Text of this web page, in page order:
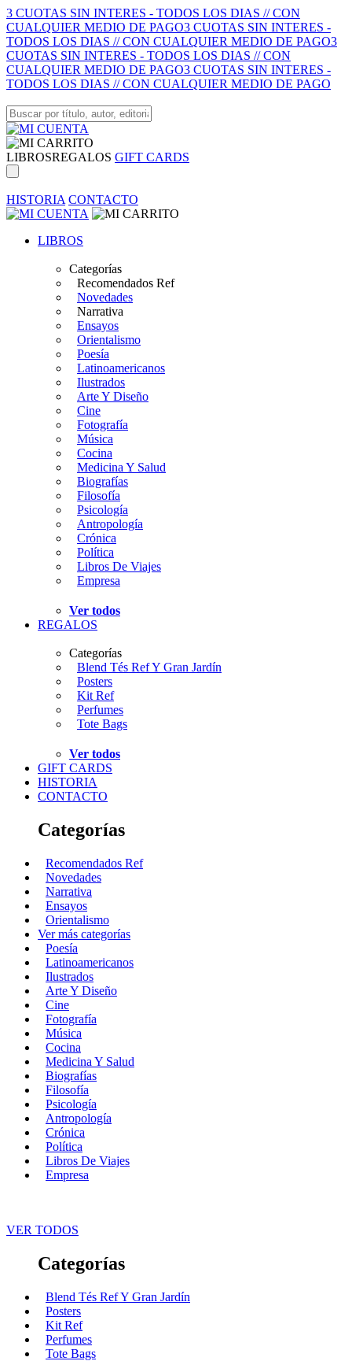
3 CUOTAS SIN INTERES - TODOS LOS DIAS // CON
CUALQUIER MEDIO DE PAGO3 CUOTAS SIN INTERES -
TODOS LOS DIAS // CON CUALQUIER MEDIO DE PAGO3
CUOTAS SIN INTERES - TODOS LOS DIAS // CON
CUALQUIER MEDIO DE PAGO3 CUOTAS SIN INTERES -
TODOS LOS DIAS // CON CUALQUIER MEDIO DE PAGO
LIBROSREGALOS GIFT CARDS
HISTORIA CONTACTO
LIBROS
Categorías
Recomendados Ref
Novedades
Narrativa
Ensayos
Orientalismo
Poesía
Latinoamericanos
Ilustrados
Arte Y Diseño
Cine
Fotografía
Música
Cocina
Medicina Y Salud
Biografías
Filosofía
Psicología
Antropología
Crónica
Política
Libros De Viajes
Empresa
Ver todos
REGALOS
Categorías
Blend Tés Ref Y Gran Jardín
Posters
Kit Ref
Perfumes
Tote Bags
Ver todos
GIFT CARDS
HISTORIA
CONTACTO
Categorías
Recomendados Ref
Novedades
Narrativa
Ensayos
Orientalismo
Ver más categorías
Poesía
Latinoamericanos
Ilustrados
Arte Y Diseño
Cine
Fotografía
Música
Cocina
Medicina Y Salud
Biografías
Filosofía
Psicología
Antropología
Crónica
Política
Libros De Viajes
Empresa
VER TODOS
Categorías
Blend Tés Ref Y Gran Jardín
Posters
Kit Ref
Perfumes
Tote Bags